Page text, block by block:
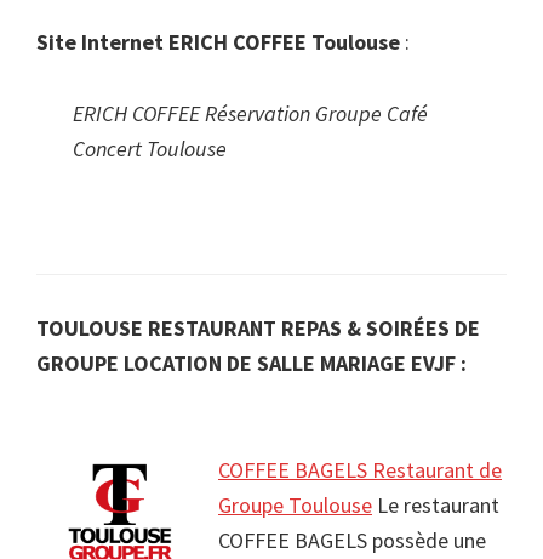
Site Internet ERICH COFFEE Toulouse :
ERICH COFFEE Réservation Groupe Café
Concert Toulouse
TOULOUSE RESTAURANT REPAS & SOIRÉES DE
GROUPE LOCATION DE SALLE MARIAGE EVJF :
COFFEE BAGELS Restaurant de
Groupe Toulouse Le restaurant
COFFEE BAGELS possède une